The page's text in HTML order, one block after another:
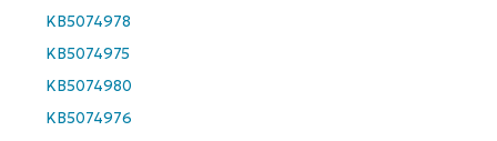
KB5074978
KB5074975
KB5074980
KB5074976
and
last
email*